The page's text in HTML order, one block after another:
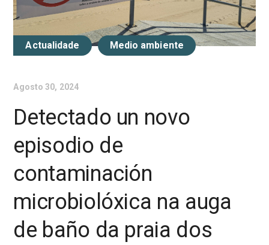
Actualidade Medio ambiente
Agosto 30, 2024
Detectado un novo
episodio de
contaminación
microbiolóxica na auga
de baño da praia dos